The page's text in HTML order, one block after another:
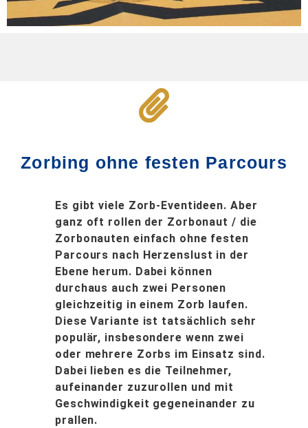
Zorbing ohne festen Parcours
Es gibt viele Zorb-Eventideen. Aber
ganz oft rollen der Zorbonaut / die
Zorbonauten einfach ohne festen
Parcours nach Herzenslust in der
Ebene herum. Dabei können
durchaus auch zwei Personen
gleichzeitig in einem Zorb laufen.
Diese Variante ist tatsächlich sehr
populär, insbesondere wenn zwei
oder mehrere Zorbs im Einsatz sind.
Dabei lieben es die Teilnehmer,
aufeinander zuzurollen und mit
Geschwindigkeit gegeneinander zu
prallen.